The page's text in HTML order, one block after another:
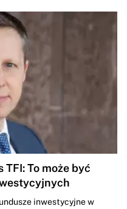
TFI: To może być
inwestycyjne w